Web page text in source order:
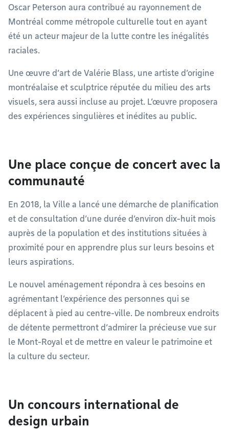
Oscar Peterson aura contribué au rayonnement de
Montréal comme métropole culturelle tout en ayant
été un acteur majeur de la lutte contre les inégalités
raciales.
Une œuvre d’art de Valérie Blass, une artiste d’origine
montréalaise et sculptrice réputée du milieu des arts
visuels, sera aussi incluse au projet. L’œuvre proposera
des expériences singulières et inédites au public.
Une place conçue de concert avec la
communauté
En 2018, la Ville a lancé une démarche de planification
et de consultation d’une durée d’environ dix-huit mois
auprès de la population et des institutions situées à
proximité pour en apprendre plus sur leurs besoins et
leurs aspirations.
Le nouvel aménagement répondra à ces besoins en
agrémentant l’expérience des personnes qui se
déplacent à pied au centre-ville. De nombreux endroits
de détente permettront d’admirer la précieuse vue sur
le Mont-Royal et de mettre en valeur le patrimoine et
la culture du secteur.
Un concours international de
design urbain